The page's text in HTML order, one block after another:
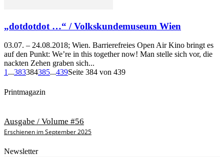
„dotdotdot …“ / Volkskundemuseum Wien
03.07. – 24.08.2018; Wien. Barrierefreies Open Air Kino bringt es
auf den Punkt: We’re in this together now! Man stelle sich vor, die
nackten Zehen graben sich...
1 ...383384385...439Seite 384 von 439
Printmagazin
Ausgabe / Volume #56
Erschienen im September 2025
Newsletter